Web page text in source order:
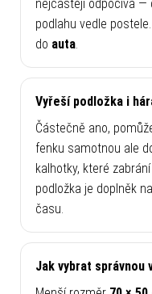
nejčastěji odpočívá —
podlahu vedle
do auta.
Vyřeší podložka i
Částečně ano,
fenku samotnou ale
kalhotky, které
podložka je doplněk
času.
Jak vybrat správnou